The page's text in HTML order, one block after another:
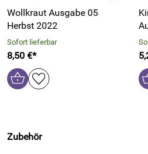
Wollkraut Ausgabe 05
Herbst 2022
Sofort lieferbar
8,50 €*
Zubehör